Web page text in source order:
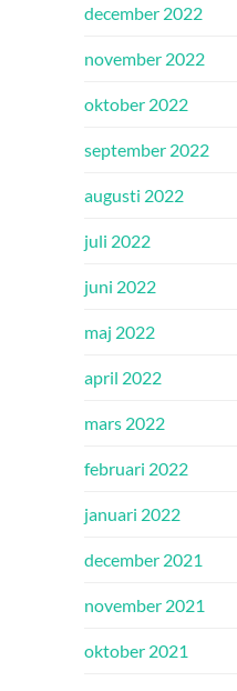
december 2022
november 2022
oktober 2022
september 2022
augusti 2022
juli 2022
juni 2022
maj 2022
april 2022
mars 2022
februari 2022
januari 2022
december 2021
november 2021
oktober 2021